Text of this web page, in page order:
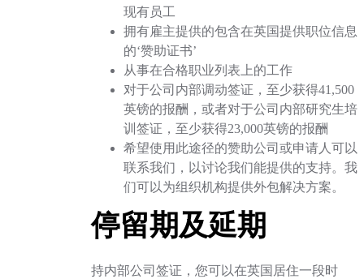
现有员工
拥有雇主提供的包含在英国提供职位信息
的‘赞助证书’
从事在合格职业列表上的工作
对于公司内部调动签证，至少获得41,500
英镑的报酬，或者对于公司内部研究生培
训签证，至少获得23,000英镑的报酬
希望使用此途径的赞助公司或申请人可以
联系我们，以讨论我们能提供的支持。我
们可以为组织机构提供外包解决方案。
停留期及延期
持内部公司签证，您可以在英国居住一段时